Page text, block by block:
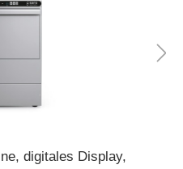
digitales Display,